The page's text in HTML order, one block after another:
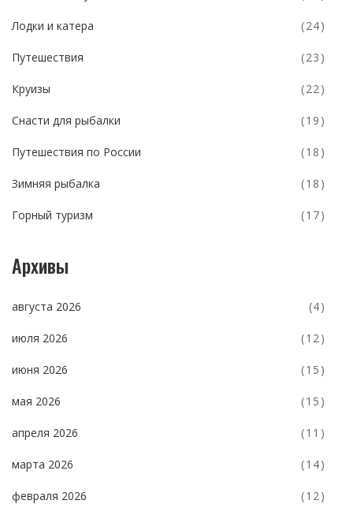
Лодки и катера (24)
Путешествия (23)
Круизы (22)
Снасти для рыбалки (19)
Путешествия по России (18)
Зимняя рыбалка (18)
Горный туризм (17)
Архивы
августа 2026 (4)
июля 2026 (12)
июня 2026 (15)
мая 2026 (15)
апреля 2026 (11)
марта 2026 (14)
февраля 2026 (12)